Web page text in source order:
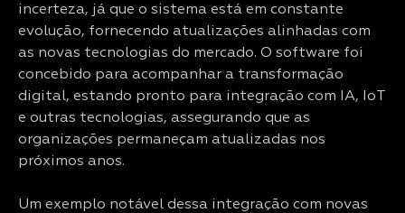
incerteza, já que o sistema está em constante
evolução, fornecendo atualizações alinhadas com
as novas tecnologias do mercado. O software foi
concebido para acompanhar a transformação
digital, estando pronto para integração com IA, IoT
e outras tecnologias, assegurando que as
organizações permaneçam atualizadas nos
próximos anos.
Um exemplo notável dessa integração com novas